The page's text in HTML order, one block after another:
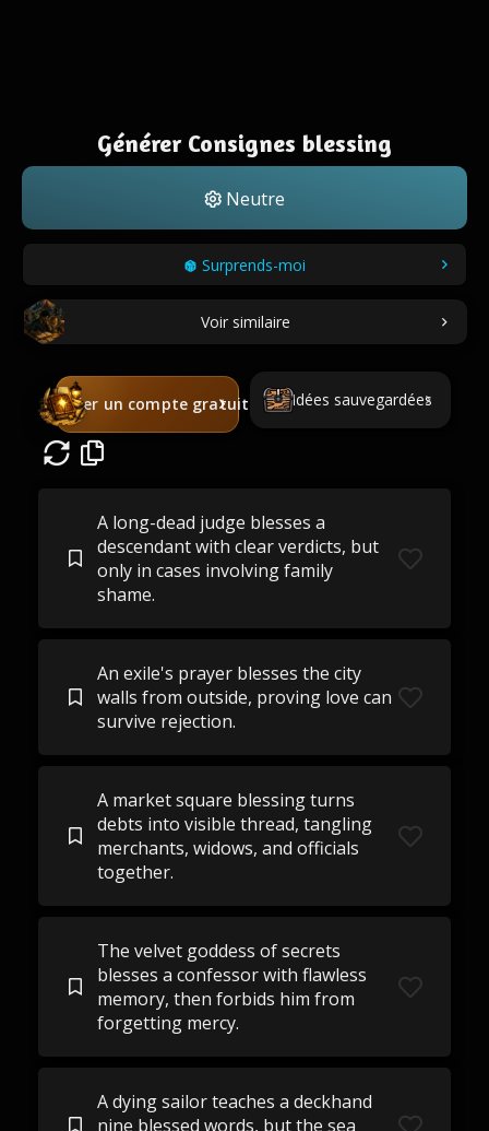
Générer Consignes blessing
Neutre
Surprends-moi
Voir similaire
Créer un compte gratuit Idées sauvegardées
A long-dead judge blesses a
descendant with clear verdicts, but
only in cases involving family
shame.
An exile's prayer blesses the city
walls from outside, proving love can
survive rejection.
A market square blessing turns
debts into visible thread, tangling
merchants, widows, and officials
together.
The velvet goddess of secrets
blesses a confessor with flawless
memory, then forbids him from
forgetting mercy.
A dying sailor teaches a deckhand
nine blessed words, but the sea